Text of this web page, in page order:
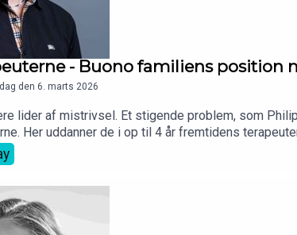
- Buono familiens position
den 6. marts 2026
lider af mistrivsel. Et stigende problem, som
Her uddanner de i op til 4 år fremtidens
ikke for hverken mor eller søn uvant. Betina er
at tilbyde privat lektiehjælp til børn og unge i hans
Det her er deres iværksætterhistorie.